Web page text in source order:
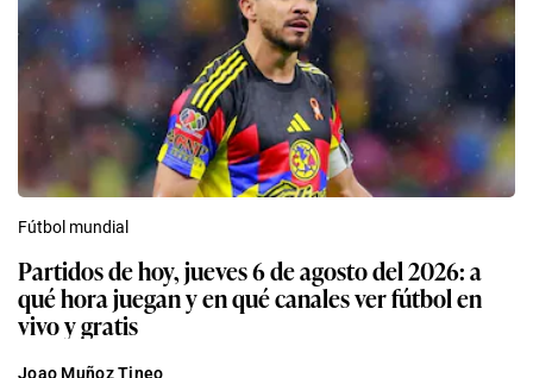
Fútbol mundial
Partidos de hoy, jueves 6 de agosto del 2026: a
qué hora juegan y en qué canales ver fútbol en
vivo y gratis
Joao Muñoz Tineo